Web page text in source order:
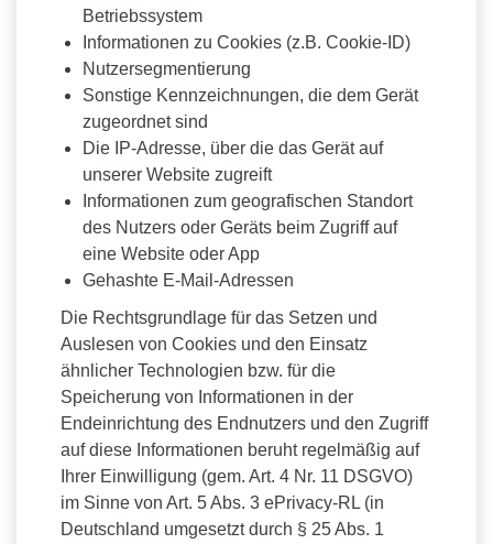
Betriebssystem
Informationen zu Cookies (z.B. Cookie-ID)
Nutzersegmentierung
Sonstige Kennzeichnungen, die dem Gerät
zugeordnet sind
Die IP-Adresse, über die das Gerät auf
unserer Website zugreift
Informationen zum geografischen Standort
des Nutzers oder Geräts beim Zugriff auf
eine Website oder App
Gehashte E-Mail-Adressen
Die Rechtsgrundlage für das Setzen und
Auslesen von Cookies und den Einsatz
ähnlicher Technologien bzw. für die
Speicherung von Informationen in der
Endeinrichtung des Endnutzers und den Zugriff
auf diese Informationen beruht regelmäßig auf
Ihrer Einwilligung (gem. Art. 4 Nr. 11 DSGVO)
im Sinne von Art. 5 Abs. 3 ePrivacy-RL (in
Deutschland umgesetzt durch § 25 Abs. 1